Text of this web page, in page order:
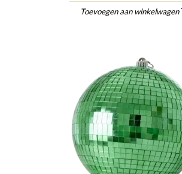
Toevoegen aan winkelwagen